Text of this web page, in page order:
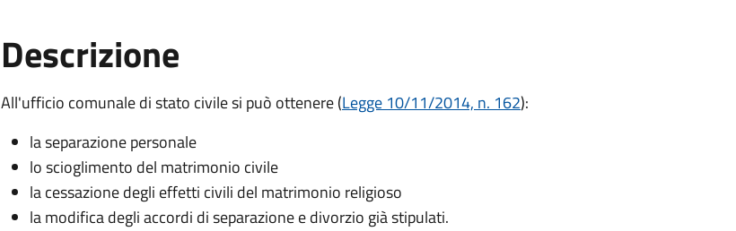
Descrizione
All'ufficio comunale di stato civile si può ottenere (Legge 10/11/2014, n. 162):
la separazione personale
lo scioglimento del matrimonio civile
la cessazione degli effetti civili del matrimonio religioso
la modifica degli accordi di separazione e divorzio già stipulati.